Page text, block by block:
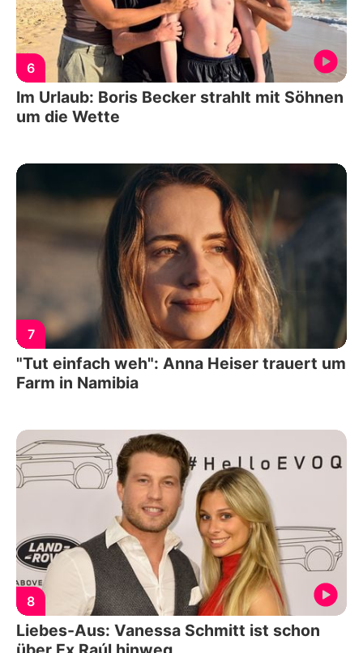
6
Im Urlaub: Boris Becker strahlt mit Söhnen
um die Wette
7
"Tut einfach weh": Anna Heiser trauert um
Farm in Namibia
8
Liebes-Aus: Vanessa Schmitt ist schon